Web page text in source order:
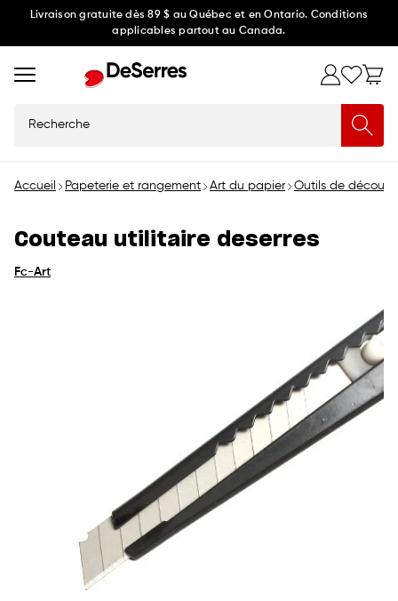
Ignorer
au
Livraison gratuite dès 89 $ au Québec et en Ontario. Conditions
applicables partout au Canada.
Accueil Papeterie et rangement Art du papier Outils de
Couteau utilitaire deserres
Fc-Art